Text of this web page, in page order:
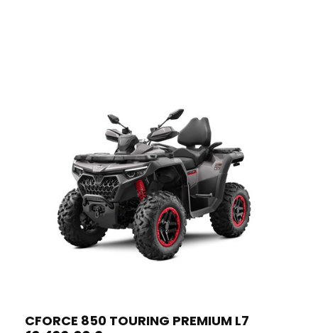
CFORCE 850 TOURING PREMIUM L7